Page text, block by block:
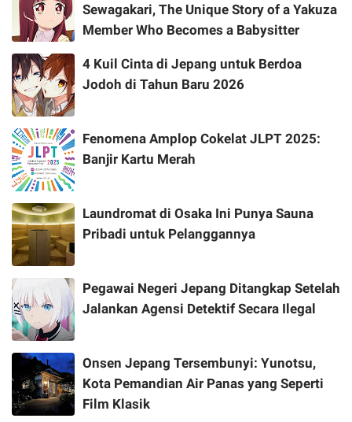
Sewagakari, The Unique Story of a Yakuza
Member Who Becomes a Babysitter
4 Kuil Cinta di Jepang untuk Berdoa
Jodoh di Tahun Baru 2026
Fenomena Amplop Cokelat JLPT 2025:
Banjir Kartu Merah
Laundromat di Osaka Ini Punya Sauna
Pribadi untuk Pelanggannya
Pegawai Negeri Jepang Ditangkap Setelah
Jalankan Agensi Detektif Secara Ilegal
Onsen Jepang Tersembunyi: Yunotsu,
Kota Pemandian Air Panas yang Seperti
Film Klasik